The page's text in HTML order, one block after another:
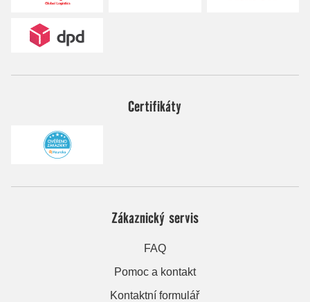
Certifikáty
Zákaznický servis
FAQ
Pomoc a kontakt
Kontaktní formulář